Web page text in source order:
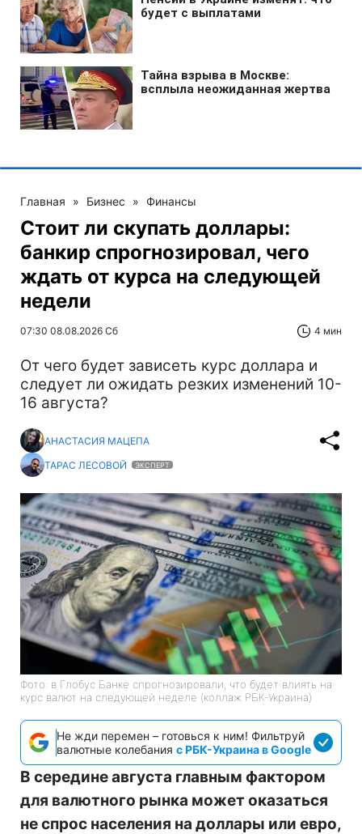
Главная » Бизнес » Финансы
Стоит ли скупать доллары:
банкир спрогнозировал, чего
ждать от курса на следующей
недели
07:30 08.08.2026 Сб 4 мин
От чего будет зависеть курс доллара и
следует ли ожидать резких изменений 10-
16 августа?
АНАСТАСИЯ МАЦЕПА
ТАРАС ЛЕСОВОЙ
ЭКСПЕРТ
Фото: в Глобус Банке спрогнозировали, что будет влиять на
курс валют на следующей неделе (коллаж РБК-Украина)
Не жди перемен – готовься к ним! Фильтруй
валютные колебания с РБК-Украина в Google
В середине августа главным фактором
для валютного рынка может оказаться
не спрос населения на доллары или евро,